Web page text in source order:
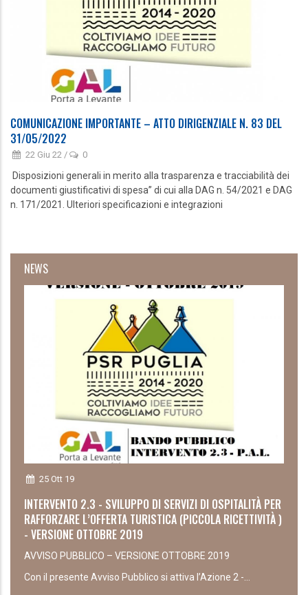
COMUNICAZIONE IMPORTANTE – ATTO DIRIGENZIALE N. 83 DEL
31/05/2022
22 Giu 22 / 0
Disposizioni generali in merito alla trasparenza e tracciabilità dei
documenti giustificativi di spesa” di cui alla DAG n. 54/2021 e DAG
n. 171/2021. Ulteriori specificazioni e integrazioni
NEWS
25 Ott 19
INTERVENTO 2.3 - SVILUPPO DI SERVIZI DI OSPITALITÀ PER
RAFFORZARE L’OFFERTA TURISTICA (PICCOLA RICETTIVITÀ )
- VERSIONE OTTOBRE 2019
AVVISO PUBBLICO – VERSIONE OTTOBRE 2019
Con il presente Avviso Pubblico si attiva l’Azione 2 -...